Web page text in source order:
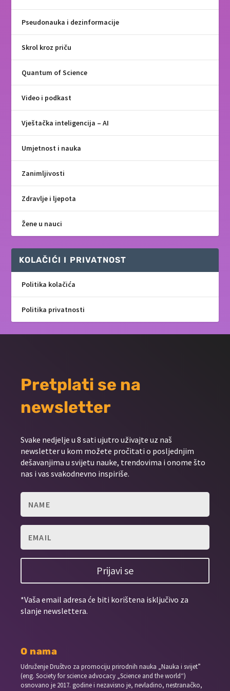
Pseudonauka i dezinformacije
Skrol kroz priču
Quantum of Science
Video i podkast
Vještačka inteligencija – AI
Umjetnost i nauka
Zanimljivosti
Zdravlje i ljepota
Žene u nauci
KOLAČIĆI I PRIVATNOST
Politika kolačića
Politika privatnosti
Pretplati se na
newsletter
Svake nedjelje u 8 sati ujutro uživajte uz naš
newsletter u kom možete pročitati o posljednjim
dešavanjima u svijetu nauke, trendovima i onome što
nas i vas svakodnevno inspiriše.
Prijavi se
*Vaša email adresa će biti korištena isključivo za
slanje newslettera.
O nama
Udruženje Društvo za promociju prirodnih nauka „Nauka i svijet”
(eng. Society for science advocacy „Science and the world“)
osnovano je 2017. godine i nezavisno je, nevladino, nestranačko,